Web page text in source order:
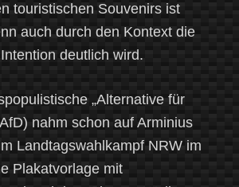
touristischen Souvenirs ist
auch durch den Kontext die
deutlich wird.
„Alternative für
nahm schon auf Arminius
Landtagswahlkampf NRW im
Plakatvorlage mit